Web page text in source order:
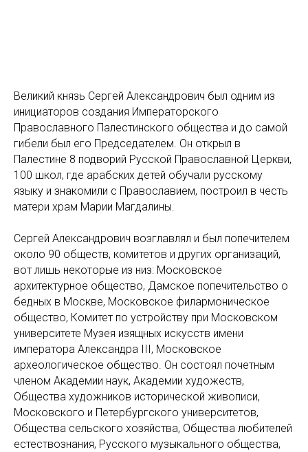
Великий князь Сергей Александрович был одним из
инициаторов создания Императорского
Православного Палестинского общества и до самой
гибели был его Председателем. Он открыл в
Палестине 8 подворий Русской Православной Церкви,
100 школ, где арабских детей обучали русскому
языку и знакомили с Православием, построил в честь
матери храм Марии Магдалины.
Сергей Александрович возглавлял и был попечителем
около 90 обществ, комитетов и других организаций,
вот лишь некоторые из низ: Московское
архитектурное общество, Дамское попечительство о
бедных в Москве, Московское филармоническое
общество, Комитет по устройству при Московском
университете Музея изящных искусств имени
императора Александра III, Московское
археологическое общество. Он состоял почетным
членом Академии наук, Академии художеств,
Общества художников исторической живописи,
Московского и Петербургского университетов,
Общества сельского хозяйства, Общества любителей
естествознания, Русского музыкального общества,